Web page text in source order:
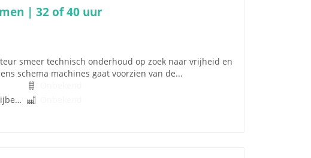
| 32 of 40 uur
smeer technisch onderhoud op zoek naar vrijheid en
schema machines gaat voorzien van de...
Werktuigbouwkunde, Procestechnologie, Rijbewijs